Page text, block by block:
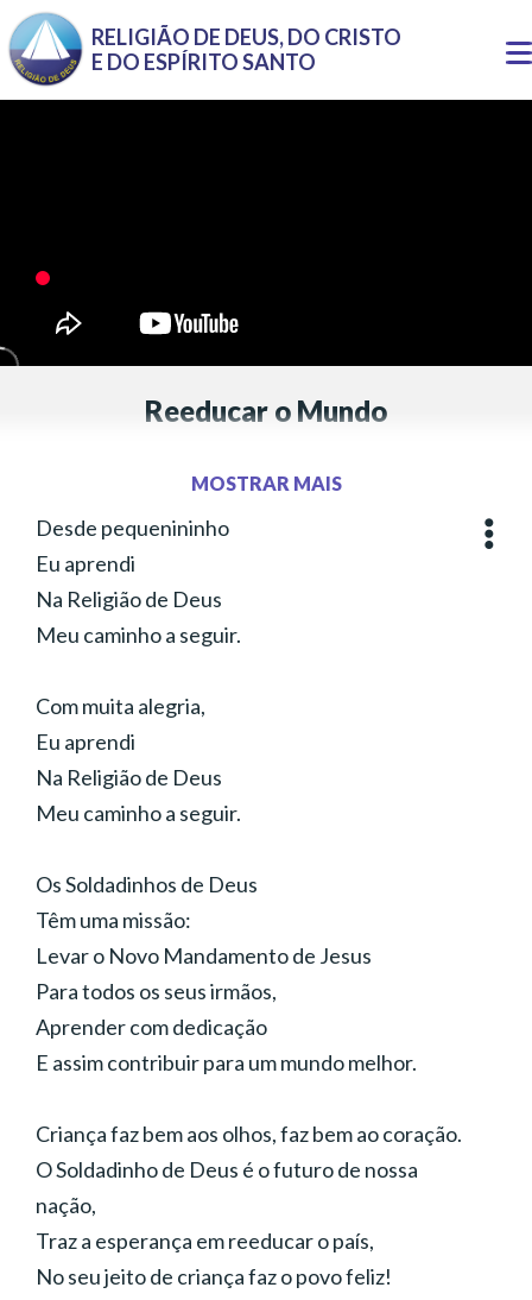
Pular para o conteúdo principal
RELIGIÃO DE DEUS, DO CRISTO
E DO ESPÍRITO SANTO
Reeducar o Mundo
Anthony Barcellos
Música:
Anthony Barcellos
Interpretação:Anthony Barcellos, Coral Ecumênico
Infantojuvenil Boa Vontade (São Paulo)
Gênero:Rock
MOSTRAR MAIS
Mais
Desde pequenininho
Eu aprendi
Na Religião de Deus
Meu caminho a seguir.
Com muita alegria,
Eu aprendi
Na Religião de Deus
Meu caminho a seguir.
Os Soldadinhos de Deus
Têm uma missão:
Levar o Novo Mandamento de Jesus
Para todos os seus irmãos,
Aprender com dedicação
E assim contribuir para um mundo melhor.
Criança faz bem aos olhos, faz bem ao coração.
O Soldadinho de Deus é o futuro de nossa
nação,
Traz a esperança em reeducar o país,
No seu jeito de criança faz o povo feliz!